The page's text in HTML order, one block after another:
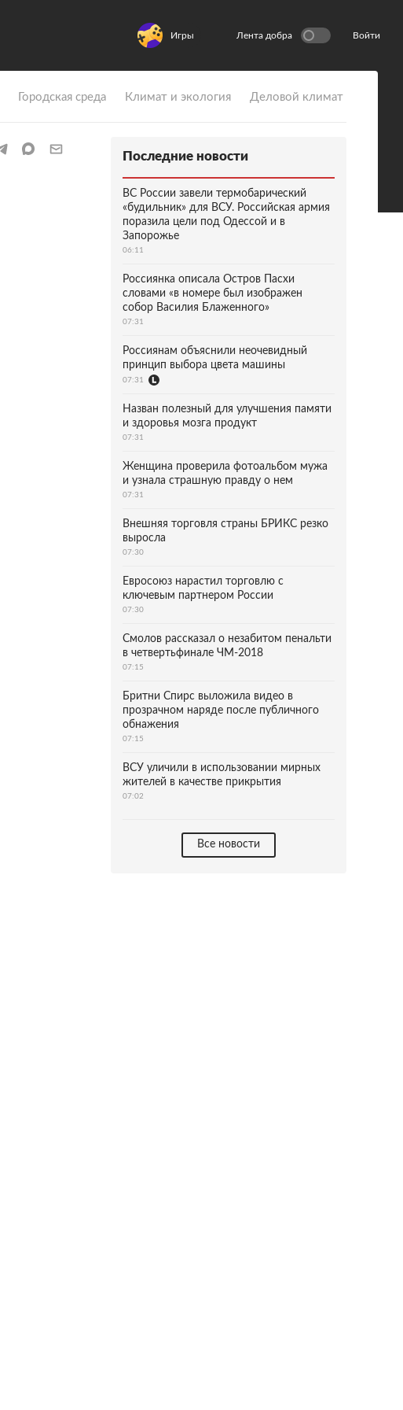
Игры Лента добра Войти
Городская среда Климат и экология Деловой климат
Последние новости
ВС России завели термобарический
«будильник» для ВСУ. Российская армия
поразила цели под Одессой и в
Запорожье
06:11
Россиянка описала Остров Пасхи
словами «в номере был изображен
собор Василия Блаженного»
07:31
Россиянам объяснили неочевидный
принцип выбора цвета машины
07:31
Назван полезный для улучшения памяти
и здоровья мозга продукт
07:31
Женщина проверила фотоальбом мужа
и узнала страшную правду о нем
07:31
Внешняя торговля страны БРИКС резко
выросла
07:30
Евросоюз нарастил торговлю с
ключевым партнером России
07:30
Смолов рассказал о незабитом пенальти
в четвертьфинале ЧМ-2018
07:15
Бритни Спирс выложила видео в
прозрачном наряде после публичного
обнажения
07:15
ВСУ уличили в использовании мирных
жителей в качестве прикрытия
07:02
Все новости